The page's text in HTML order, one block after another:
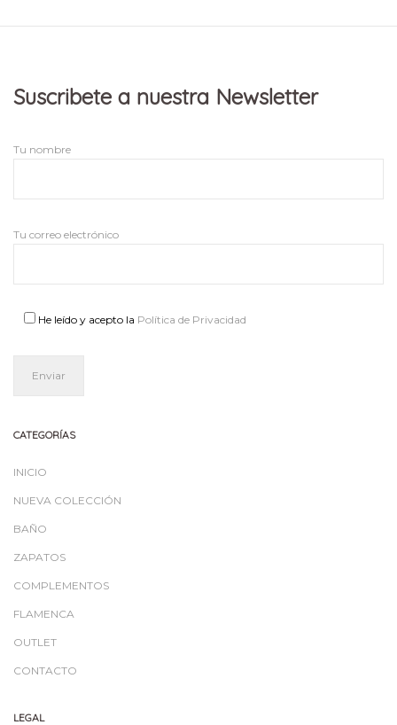
Suscribete a nuestra Newsletter
Tu nombre
Tu correo electrónico
He leído y acepto la Política de Privacidad
CATEGORÍAS
INICIO
NUEVA COLECCIÓN
BAÑO
ZAPATOS
COMPLEMENTOS
FLAMENCA
OUTLET
CONTACTO
LEGAL